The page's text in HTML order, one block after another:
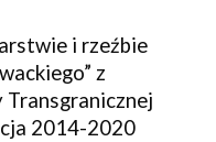
i rzeźbie
z
Transgranicznej
2014-2020